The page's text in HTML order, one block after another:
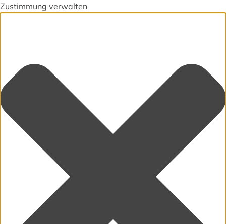
Zustimmung verwalten